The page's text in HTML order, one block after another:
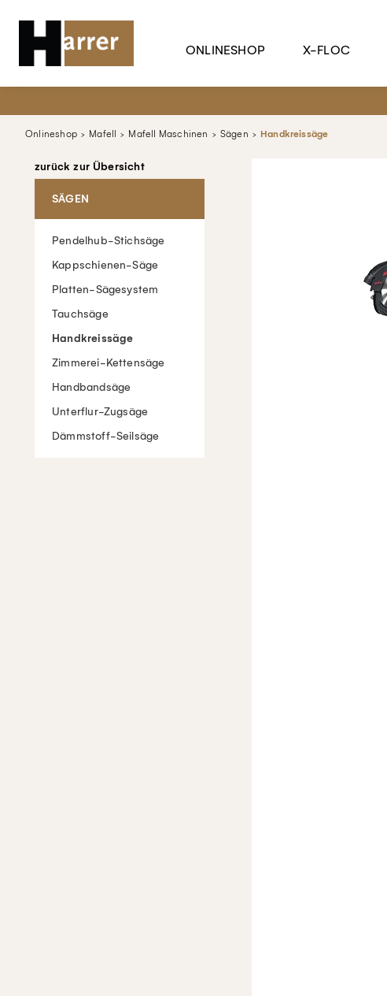
ONLINESHOP X-FLOC
Onlineshop Mafell Mafell Maschinen Sägen Handkreissäge
zurück zur Übersicht
SÄGEN
Pendelhub-Stichsäge
Kappschienen-Säge
Platten-Sägesystem
Tauchsäge
Handkreissäge
Zimmerei-Kettensäge
Handbandsäge
Unterflur-Zugsäge
Dämmstoff-Seilsäge